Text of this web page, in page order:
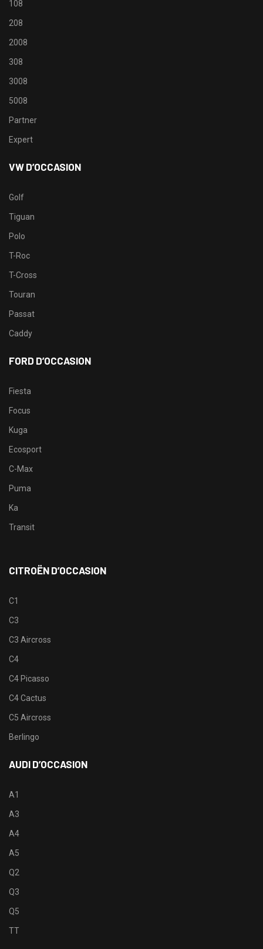
108
208
2008
308
3008
5008
Partner
Expert
VW D’OCCASION
Golf
Tiguan
Polo
T-Roc
T-Cross
Touran
Passat
Caddy
FORD D’OCCASION
Fiesta
Focus
Kuga
Ecosport
C-Max
Puma
Ka
Transit
CITROËN D’OCCASION
C1
C3
C3 Aircross
C4
C4 Picasso
C4 Cactus
C5 Aircross
Berlingo
AUDI D’OCCASION
A1
A3
A4
A5
Q2
Q3
Q5
TT